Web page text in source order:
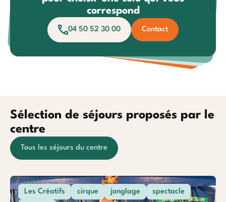
correspond
04 50 52 30 00 Contact
Sélection de séjours proposés par le
centre
Tous les séjours du centre
Les Créatifs cirque jonglage spectacle